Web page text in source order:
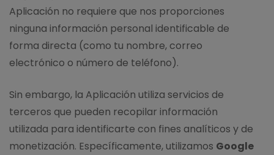
Aplicación no requiere que nos proporciones
ninguna información personal identificable de
forma directa (como tu nombre, correo
electrónico o número de teléfono).
Sin embargo, la Aplicación utiliza servicios de
terceros que pueden recopilar información
utilizada para identificarte con fines analíticos y de
monetización. Específicamente, utilizamos Google